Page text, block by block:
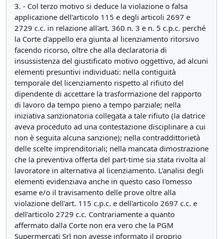
3. - Col terzo motivo si deduce la violazione o falsa
applicazione dell'articolo 115 e degli articoli 2697 e
2729 c.c. in relazione all'art. 360 n. 3 e n. 5 c.p.c. perché
la Corte d'appello era giunta al licenziamento ritorsivo
facendo ricorso, oltre che alla declaratoria di
insussistenza del giustificato motivo oggettivo, ad alcuni
elementi presuntivi individuati: nella contiguità
temporale del licenziamento rispetto al rifiuto del
dipendente di accettare la trasformazione del rapporto
di lavoro da tempo pieno a tempo parziale; nella
iniziativa sanzionatoria collegata a tale rifiuto (la datrice
aveva proceduto ad una contestazione disciplinare a cui
non è seguita alcuna sanzione); nella contraddittorietà
delle scelte imprenditoriali; nella mancata dimostrazione
che la preventiva offerta del part-time sia stata rivolta al
lavoratore in alternativa al licenziamento. L'analisi degli
elementi evidenziava anche in questo caso l'omesso
esame e/o il travisamento delle prove oltre alla
violazione dell'art. 115 c.p.c. e dell'articolo 2697 c.c. e
dell'articolo 2729 c.c. Contrariamente a quanto
affermato dalla Corte non era vero che la PGM
Supermercati Srl non avesse informato il proprio